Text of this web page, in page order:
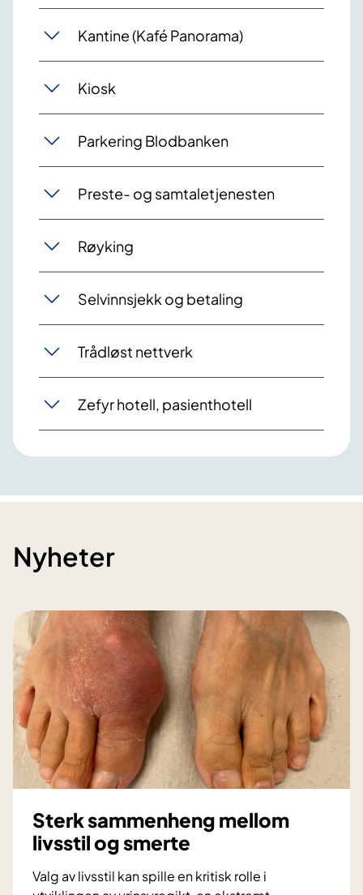
Kantine (Kafé Panorama)
Kiosk
Parkering Blodbanken
Preste- og samtaletjenesten
Røyking
Selvinnsjekk og betaling
Trådløst nettverk
Zefyr hotell, pasienthotell
Nyheter
Sterk sammenheng mellom
livsstil og smerte
Valg av livsstil kan spille en kritisk rolle i